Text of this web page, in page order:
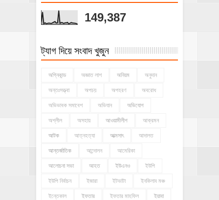
149,387
ট্যাগ দিয়ে সংবাদ খুজুন
অগ্নিকান্ড অজ্ঞাত লাশ অনিয়ম অনুদান
অন্তঃসত্ত্বা অপচয় অপহরণ অবরোধ
অভিভাবক সমাবেশ অভিযান অভিযোগ
অশ্লীল অসহায় আওয়ামীলীগ আক্রমন
আটক আত্নহত্যা আত্মসাৎ আদালত
আন্তর্জাতিক আন্দোলন আমেরিকা
আলোচনা সভা আহত ইউএনও ইউপি
ইউপি নির্বাচন ইজারা ইটভাটা ইনকিলাব মঞ্চ
ইন্তেকাল ইফতার ইফতার মাহফিল ইয়াবা